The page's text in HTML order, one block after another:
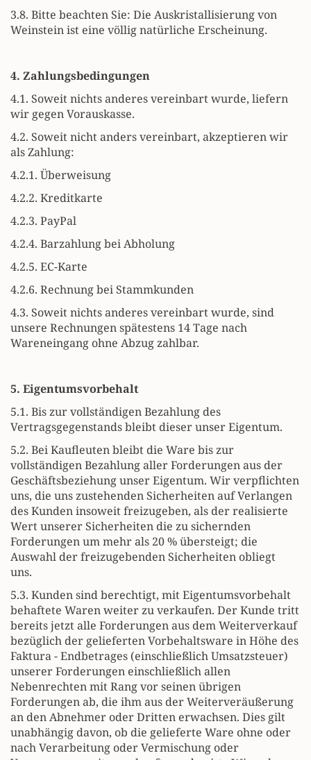
3.8. Bitte beachten Sie: Die Auskristallisierung von
Weinstein ist eine völlig natürliche Erscheinung.
4. Zahlungsbedingungen
4.1. Soweit nichts anderes vereinbart wurde, liefern
wir gegen Vorauskasse.
4.2. Soweit nicht anders vereinbart, akzeptieren wir
als Zahlung:
4.2.1. Überweisung
4.2.2. Kreditkarte
4.2.3. PayPal
4.2.4. Barzahlung bei Abholung
4.2.5. EC-Karte
4.2.6. Rechnung bei Stammkunden
4.3. Soweit nichts anderes vereinbart wurde, sind
unsere Rechnungen spätestens 14 Tage nach
Wareneingang ohne Abzug zahlbar.
5. Eigentumsvorbehalt
5.1. Bis zur vollständigen Bezahlung des
Vertragsgegenstands bleibt dieser unser Eigentum.
5.2. Bei Kaufleuten bleibt die Ware bis zur
vollständigen Bezahlung aller Forderungen aus der
Geschäftsbeziehung unser Eigentum. Wir verpflichten
uns, die uns zustehenden Sicherheiten auf Verlangen
des Kunden insoweit freizugeben, als der realisierte
Wert unserer Sicherheiten die zu sichernden
Forderungen um mehr als 20 % übersteigt; die
Auswahl der freizugebenden Sicherheiten obliegt
uns.
5.3. Kunden sind berechtigt, mit Eigentumsvorbehalt
behaftete Waren weiter zu verkaufen. Der Kunde tritt
bereits jetzt alle Forderungen aus dem Weiterverkauf
bezüglich der gelieferten Vorbehaltsware in Höhe des
Faktura - Endbetrages (einschließlich Umsatzsteuer)
unserer Forderungen einschließlich allen
Nebenrechten mit Rang vor seinen übrigen
Forderungen ab, die ihm aus der Weiterveräußerung
an den Abnehmer oder Dritten erwachsen. Dies gilt
unabhängig davon, ob die gelieferte Ware ohne oder
nach Verarbeitung oder Vermischung oder